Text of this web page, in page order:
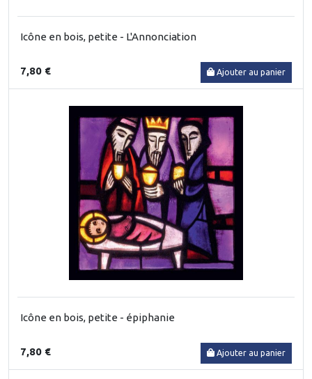
Icône en bois, petite - L'Annonciation
7,80 € Ajouter au panier
Icône en bois, petite - épiphanie
7,80 € Ajouter au panier